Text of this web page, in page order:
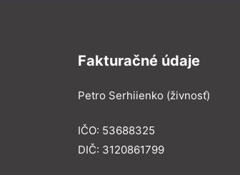
Fakturačné údaje
Petro Serhiienko (živnosť)
IČO: 53688325
DIČ: 3120861799